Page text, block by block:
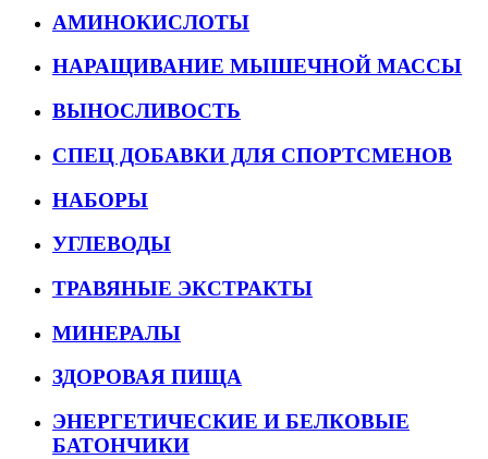
АМИНОКИСЛОТЫ
НАРАЩИВАНИЕ МЫШЕЧНОЙ МАССЫ
ВЫНОСЛИВОСТЬ
СПЕЦ ДОБАВКИ ДЛЯ СПОРТСМЕНОВ
НАБОРЫ
УГЛЕВОДЫ
ТРАВЯНЫЕ ЭКСТРАКТЫ
МИНЕРАЛЫ
ЗДОРОВАЯ ПИЩА
ЭНЕРГЕТИЧЕСКИЕ И БЕЛКОВЫЕ
БАТОНЧИКИ